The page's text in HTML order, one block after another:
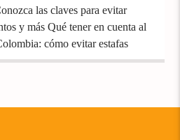
las claves para evitar
y más Qué tener en cuenta al
cómo evitar estafas